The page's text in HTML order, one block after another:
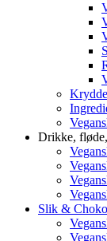
Drikke,
Slik &